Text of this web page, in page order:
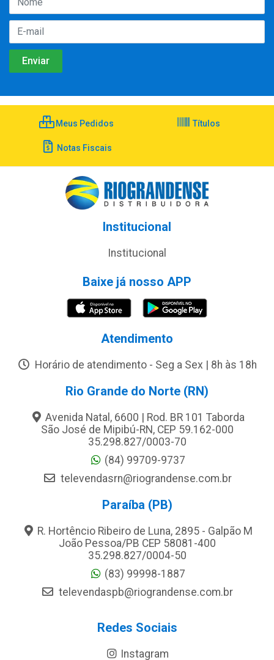
Meus Pedidos Títulos
Notas Fiscais
Institucional
Institucional
Baixe já nosso APP
Atendimento
Horário de atendimento - Seg a Sex | 8h às 18h
Rio Grande do Norte (RN)
Avenida Natal, 6600 | Rod. BR 101 Taborda
São José de Mipibú-RN, CEP 59.162-000
35.298.827/0003-70
(84) 99709-9737
televendasrn@riograndense.com.br
Paraíba (PB)
R. Hortêncio Ribeiro de Luna, 2895 - Galpão M
João Pessoa/PB CEP 58081-400
35.298.827/0004-50
(83) 99998-1887
televendaspb@riograndense.com.br
Redes Sociais
Instagram